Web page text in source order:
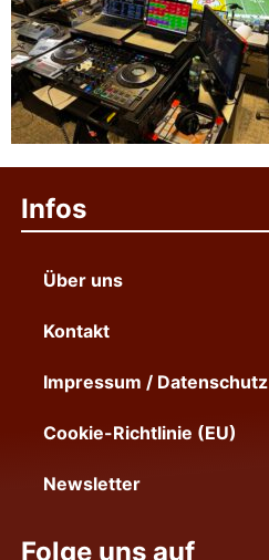
Infos
Über uns
Kontakt
Impressum / Datenschutz
Cookie-Richtlinie (EU)
Newsletter
Folge uns auf